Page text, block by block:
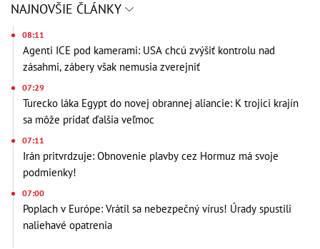
NAJNOVŠIE ČLÁNKY
08:11
Agenti ICE pod kamerami: USA chcú zvýšiť kontrolu nad
zásahmi, zábery však nemusia zverejniť
07:29
Turecko láka Egypt do novej obrannej aliancie: K trojici krajín
sa môže pridať ďalšia veľmoc
07:11
Irán pritvrdzuje: Obnovenie plavby cez Hormuz má svoje
podmienky!
07:00
Poplach v Európe: Vrátil sa nebezpečný vírus! Úrady spustili
naliehavé opatrenia